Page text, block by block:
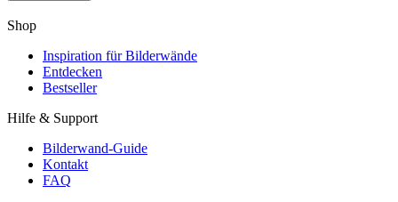
Shop
Inspiration für Bilderwände
Entdecken
Bestseller
Hilfe & Support
Bilderwand-Guide
Kontakt
FAQ